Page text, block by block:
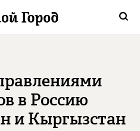
в Россию
и Кыргызстан